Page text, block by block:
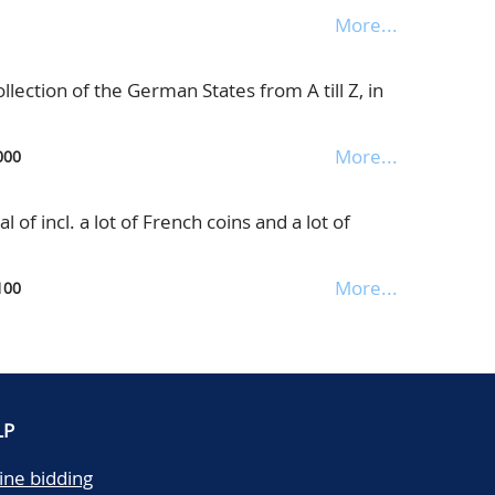
More...
of the German States from A till Z, in
More...
of incl. a lot of French coins and a lot of
More...
bidding